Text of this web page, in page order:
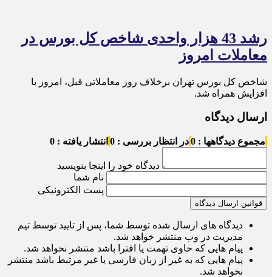
رشد 43 هزار واحدی شاخص کل بورس در
معاملات امروز
شاخص کل بورس تهران برخلاف روز معاملاتی قبل، امروز با
افزایش همراه شد.
ارسال دیدگاه
مجموع دیدگاهها : 0 در انتظار بررسی : 0 انتشار یافته : 0
دیدگاه خود را اینجا بنویسید
نام شما
پست الکترونیکی
قوانین ارسال دیدگاه
دیدگاه های ارسال شده توسط شما، پس از تایید توسط تیم
مدیریت در وب منتشر خواهد شد.
پیام هایی که حاوی تهمت یا افترا باشد منتشر نخواهد شد.
پیام هایی که به غیر از زبان فارسی یا غیر مرتبط باشد منتشر
نخواهد شد.